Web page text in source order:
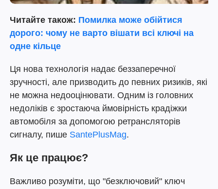
Читайте також: Помилка може обійтися
дорого: чому не варто вішати всі ключі на
одне кільце
Ця нова технологія надає беззаперечної
зручності, але призводить до певних ризиків, які
не можна недооцінювати. Одним із головних
недоліків є зростаюча ймовірність крадіжки
автомобіля за допомогою ретрансляторів
сигналу, пише SantePlusMag.
Як це працює?
Важливо розуміти, що "безключовий" ключ